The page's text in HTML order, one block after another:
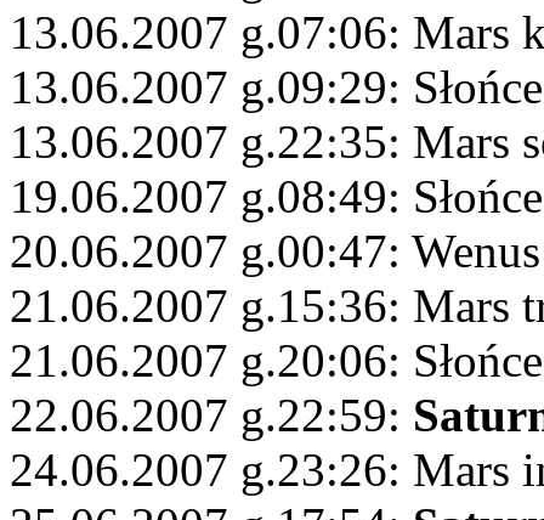
13.06.2007 g.07:06: Mars
13.06.2007 g.09:29:
13.06.2007 g.22:35: Mars
19.06.2007 g.08:49:
20.06.2007 g.00:47:
21.06.2007 g.15:36: Mars
21.06.2007 g.20:06:
22.06.2007 g.22:59:
24.06.2007 g.23:26: Mars